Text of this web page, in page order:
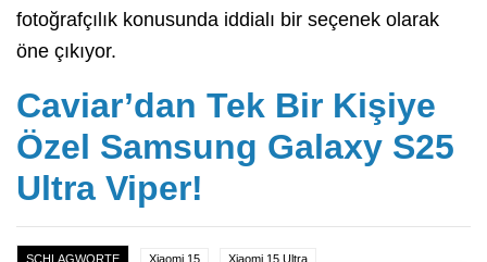
fotoğrafçılık konusunda iddialı bir seçenek olarak
öne çıkıyor.
Caviar’dan Tek Bir Kişiye
Özel Samsung Galaxy S25
Ultra Viper!
SCHLAGWORTE Xiaomi 15 Xiaomi 15 Ultra